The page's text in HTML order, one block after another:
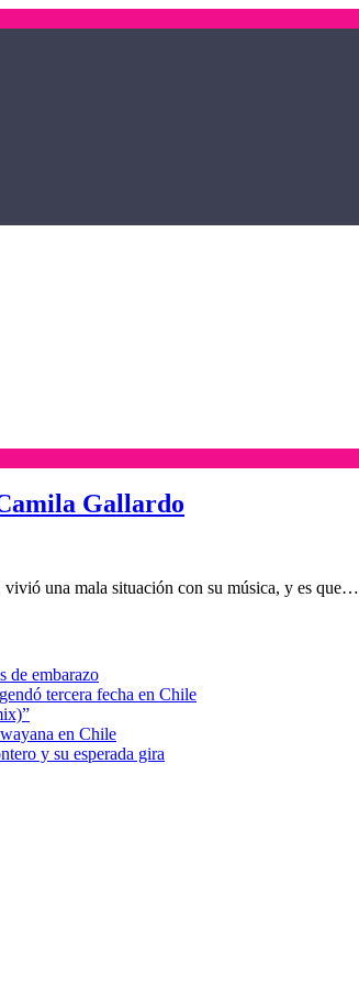
Gallardo
una mala situación con su música, y es que…
de embarazo
tercera fecha en Chile
en Chile
y su esperada gira